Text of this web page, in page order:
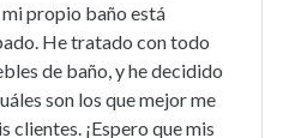
propio baño está
He tratado con todo
de baño, y he decidido
son los que mejor me
clientes. ¡Espero que mis